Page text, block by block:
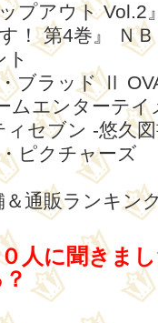
プアウト Vol.2
！ 第4巻』 Ｎ
ブラッド Ⅱ
ムエンターテイ
セブン -悠久
ピクチャーズ
＆通販ランキ
人に聞きま